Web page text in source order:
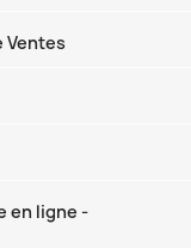
Ventes
en ligne -